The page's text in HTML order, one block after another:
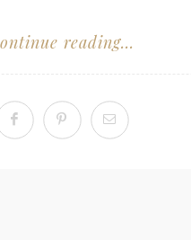
reading...